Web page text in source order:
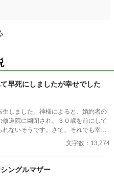
早死にしましたが幸せでした
しました。神様によると、婚約者の
道院に幽閉され、３０歳を前にして
ないそうです。さて、それでも幸せ
でしょうか？（２/１６ 完結。カテゴ
）
文字数：13,274
ングルマザー